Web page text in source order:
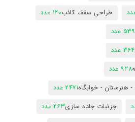
طراحی سقف کاذب120 عدد
عدد
364 عدد
928 عدد
هنرستان - خوابگاه2471 عدد
جزئیات جاده سازی263 عدد